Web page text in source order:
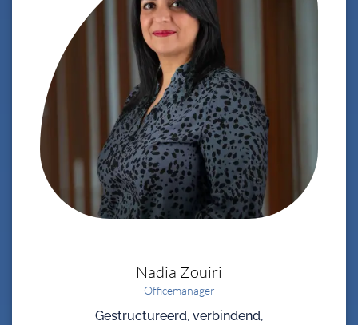
Nadia Zouiri
Officemanager
Gestructureerd, verbindend,